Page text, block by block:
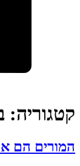
קטגוריה:
המורים הם